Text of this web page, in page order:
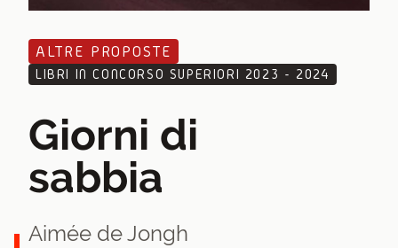
ALTRE PROPOSTE
LIBRI IN CONCORSO SUPERIORI 2023 - 2024
Giorni di
sabbia
Aimée de Jongh